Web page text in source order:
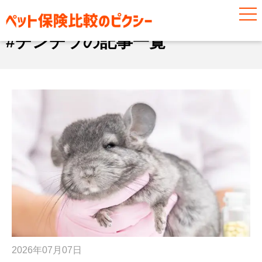
#チンチラ
#チンチラの記事一覧
2026年07月07日